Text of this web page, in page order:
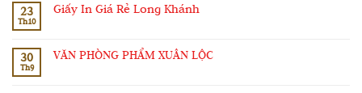
23
Th10
Giấy In Giá Rẻ Long Khánh
30
Th9
VĂN PHÒNG PHẨM XUÂN LỘC